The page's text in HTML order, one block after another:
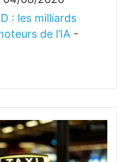
: les milliards
de l’IA -